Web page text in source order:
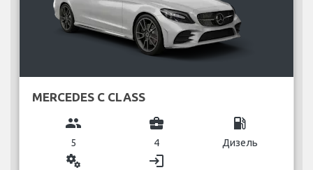
MERCEDES C CLASS
group
5
business_center
4
local_gas_station
Дизель
miscellaneous_services login